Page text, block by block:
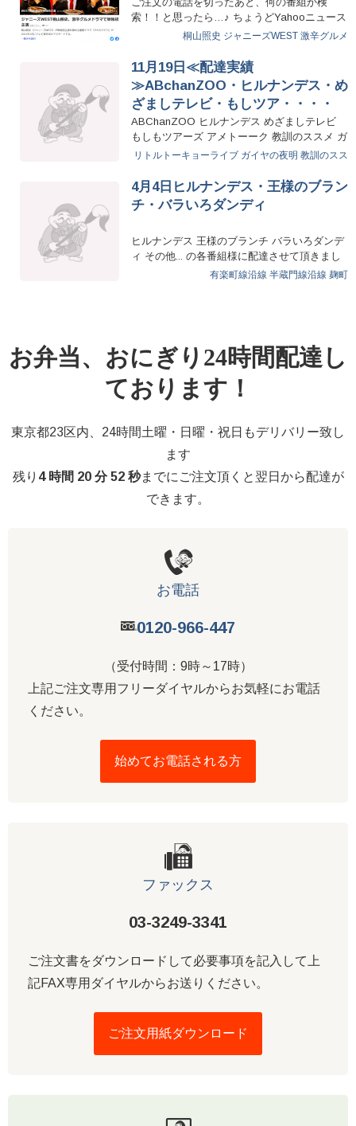
索！！と思ったら…♪ ちょうどYahooニュース
に出てまし…桐山照史 ジャニーズWEST 激辛グルメ
11月19日≪配達実績
≫ABchanZOO・ヒルナンデス・め
ざましテレビ・もしツア・・・・
ABChanZOO ヒルナンデス めざましテレビ
もしもツアーズ アメトーーク 教訓のススメ ガ
イヤの夜明け …
リトルトーキョーライブ ガイヤの夜明 教訓のスス
4月4日ヒルナンデス・王様のブラン
チ・バラいろダンディ
ヒルナンデス 王様のブランチ バラいろダンデ
ィ その他... の各番組様に配達させて頂きまし
有楽町線沿線 半蔵門線沿線 麹町
お弁当、おにぎり24時間配達し
ております！
東京都23区内、24時間土曜・日曜・祝日もデリバリー致し
ます
残り 4 時間 20 分 51 秒までにご注文頂くと翌日から配達が
できます。
お電話
0120-966-447
（受付時間：9時～17時）
上記ご注文専用フリーダイヤルからお気軽にお電話
ください。
始めてお電話される方
ファックス
03-3249-3341
ご注文書をダウンロードして必要事項を記入して上
記FAX専用ダイヤルからお送りください。
ご注文用紙ダウンロード